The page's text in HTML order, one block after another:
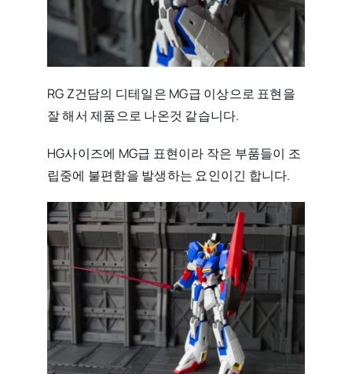
RG Z건담의 디테일은 MG급 이상으로 표현을
잘 해서 제품으로 나온것 같습니다.
HG사이즈에 MG급 표현이라 작은 부품들이 조
립중에 불편함을 발생하는 요인이긴 합니다.